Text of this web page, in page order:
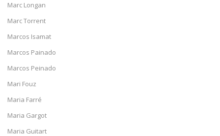
Marc Longan
Marc Torrent
Marcos Isamat
Marcos Painado
Marcos Peinado
Mari Fouz
Maria Farré
Maria Gargot
Maria Guitart